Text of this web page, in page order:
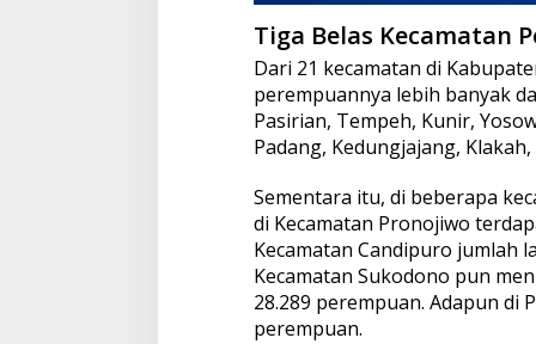
Tiga Belas Kecamatan
Dari 21 kecamatan di
perempuannya lebih banyak
Pasirian, Tempeh, Kunir,
Padang, Kedungjajang,
Sementara itu, di beberapa
di Kecamatan Pronojiwo
Kecamatan Candipuro jumlah
Kecamatan Sukodono pun
28.289 perempuan. Adapun di
perempuan.